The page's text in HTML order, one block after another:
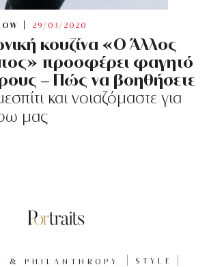
29/03/2020
κουζίνα «Ο Άλλος
προσφέρει φαγητό
– Πώς να βοηθήσετε
και νοιαζόμαστε για
μας
& PHILANTHROPY STYLE